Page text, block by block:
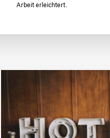
Arbeit erleichtert.